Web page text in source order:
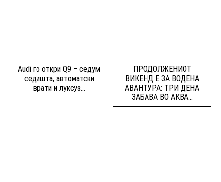
Audi го откри Q9 – седум
седишта, автоматски
врати и луксуз...
ПРОДОЛЖЕНИОТ
ВИКЕНД Е ЗА ВОДЕНА
АВАНТУРА: ТРИ ДЕНА
ЗАБАВА ВО АКВА...